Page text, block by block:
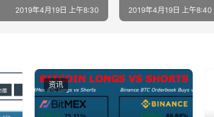
2019年4月19日 上午8:30 2019年4月19日 上午8:40
资讯